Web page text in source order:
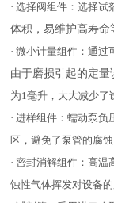
· 选择阀组件：选择
体积，易维护高寿命
· 微小计量组件：通过
由于磨损引起的定
为1毫升，大大减少了
· 进样组件：蠕动泵
区，避免了泵管的腐
· 密封消解组件：高
蚀性气体挥发对设备的